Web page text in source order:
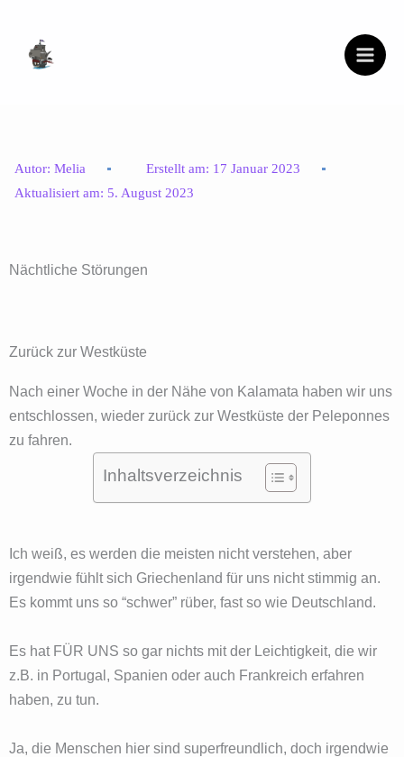
springen
Autor: Melia Erstellt am: 17 Januar 2023
Aktualisiert am: 5. August 2023
Nächtliche Störungen
Zurück zur Westküste
Nach einer Woche in der Nähe von Kalamata haben wir uns
entschlossen, wieder zurück zur Westküste der Peleponnes
zu fahren.
Inhaltsverzeichnis
Ich weiß, es werden die meisten nicht verstehen, aber
irgendwie fühlt sich Griechenland für uns nicht stimmig an.
Es kommt uns so “schwer” rüber, fast so wie Deutschland.
Es hat FÜR UNS so gar nichts mit der Leichtigkeit, die wir
z.B. in Portugal, Spanien oder auch Frankreich erfahren
haben, zu tun.
Ja, die Menschen hier sind superfreundlich, doch irgendwie